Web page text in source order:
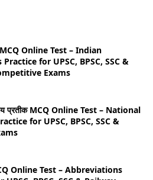
MCQ Online Test – Indian
for UPSC, BPSC, SSC &
Exams
प्रतीक MCQ Online Test – National
for UPSC, BPSC, SSC &
Online Test – Abbreviations